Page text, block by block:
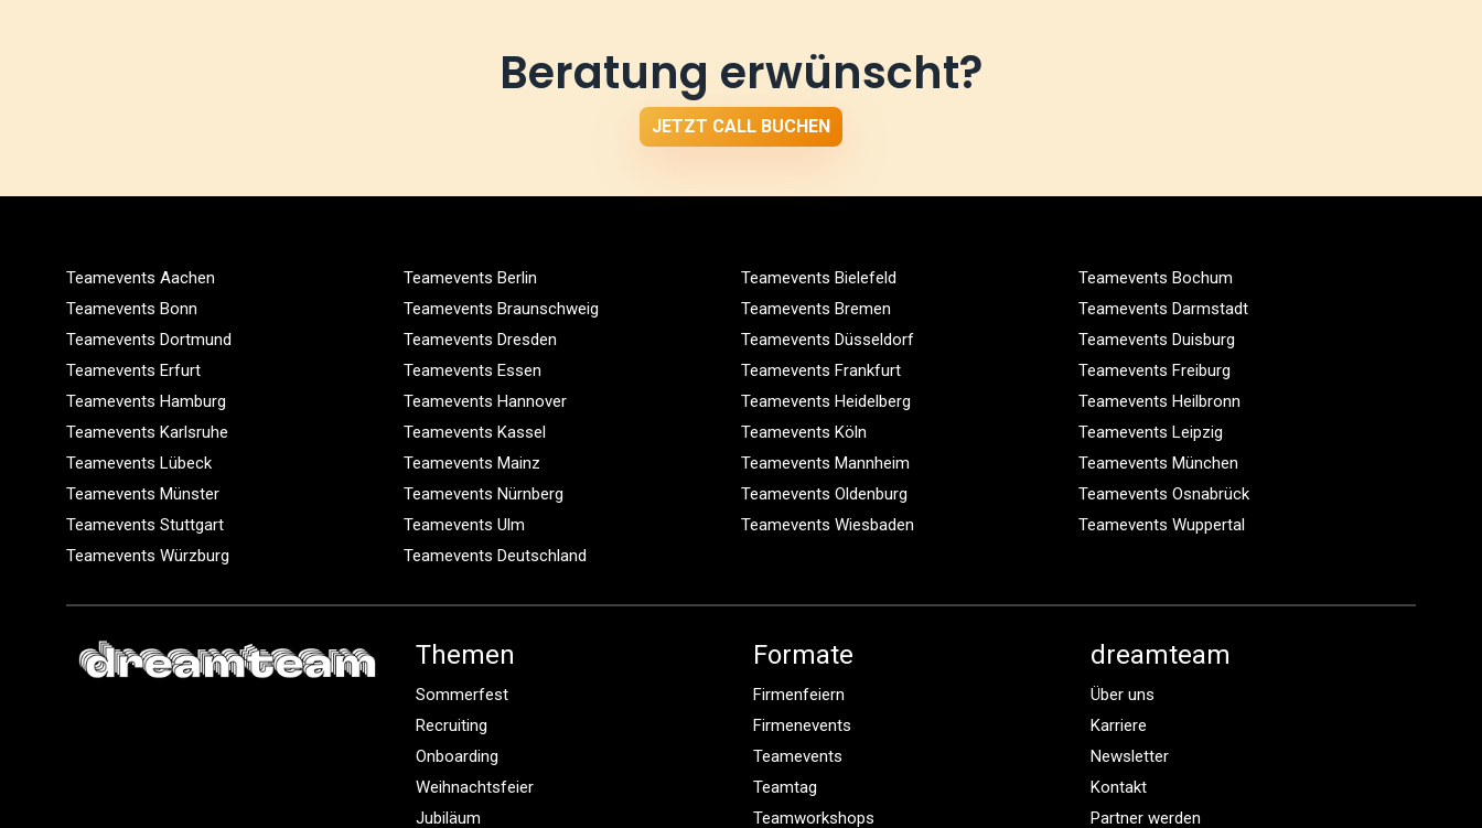
Beratung erwünscht?
JETZT CALL BUCHEN
Teamevents Aachen Teamevents Berlin Teamevents Bielefeld
Teamevents Bochum
Teamevents Bonn
Teamevents Braunschweig Teamevents Bremen
Teamevents Darmstadt
Teamevents Dortmund
Teamevents Dresden Teamevents Düsseldorf
Teamevents Duisburg
Teamevents Erfurt
Teamevents Essen Teamevents Frankfurt
Teamevents Freiburg
Teamevents Hamburg
Teamevents Hannover Teamevents Heidelberg
Teamevents Heilbronn
Teamevents Karlsruhe
Teamevents Kassel Teamevents Köln
Teamevents Leipzig
Teamevents Lübeck
Teamevents Mainz Teamevents Mannheim
Teamevents München
Teamevents Münster
Teamevents Nürnberg Teamevents Oldenburg
Teamevents Osnabrück
Teamevents Stuttgart
Teamevents Ulm Teamevents Wiesbaden
Teamevents Wuppertal
Teamevents Würzburg
Teamevents Deutschland
Themen
Sommerfest
Recruiting
Onboarding
Weihnachtsfeier
Jubiläum
Formate
Firmenfeiern
Firmenevents
Teamevents
Teamtag
Teamworkshops
dreamteam
Über uns
Karriere
Newsletter
Kontakt
Partner werden